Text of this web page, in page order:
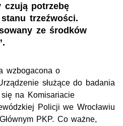
czują potrzebę
trzeźwości.
ze środków
wzbogacona o
służące do badania
na Komisariacie
Policji we Wrocławiu
PKP. Co ważne,